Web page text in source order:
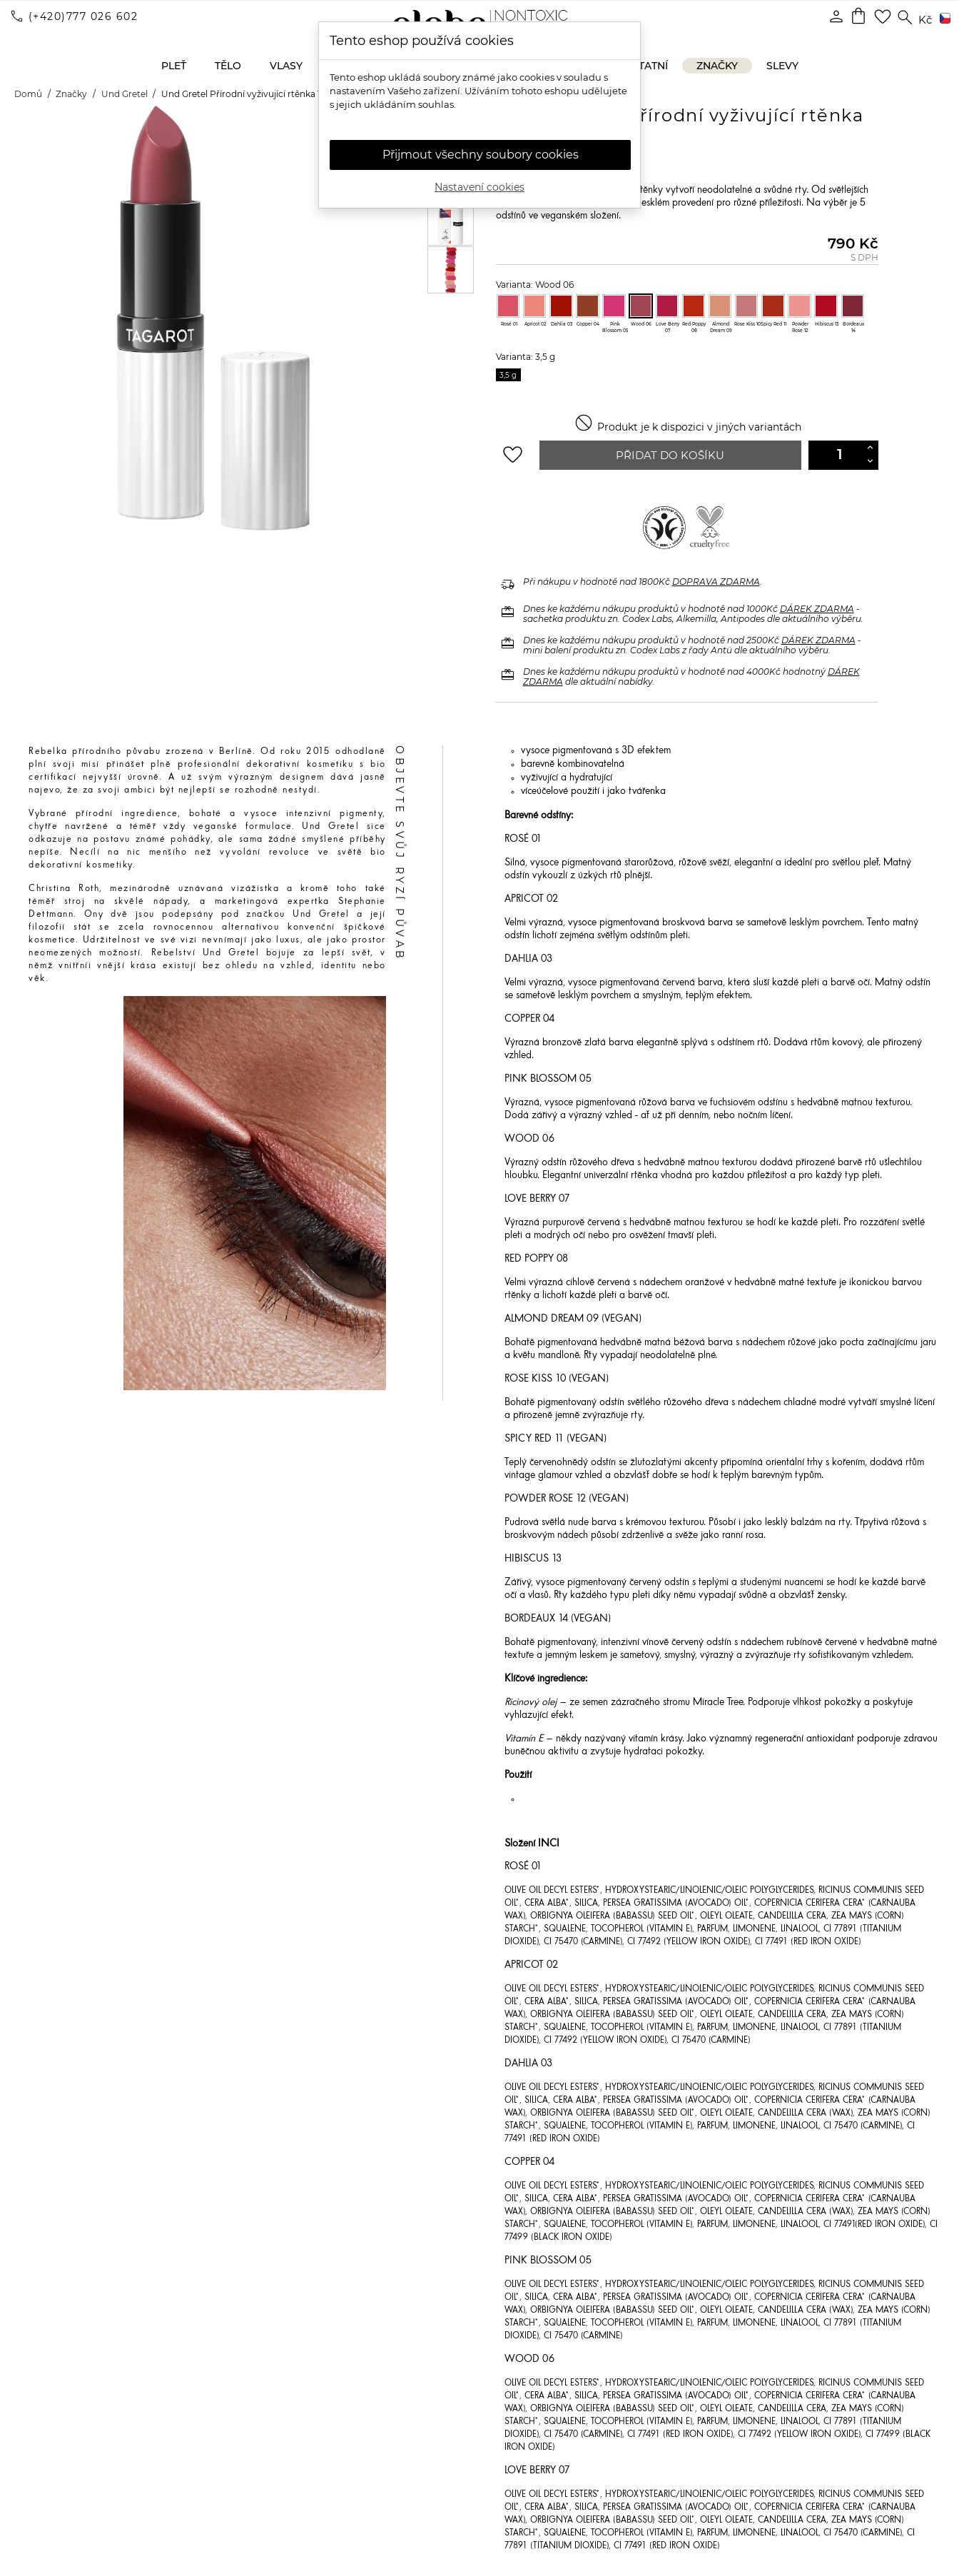
call (+420)777 026 602 shopping_bag favorite_border search Kč
person
PLEŤ TĚLO VLASY OSTATNÍ ZNAČKY SLEVY
Domů Značky Und Gretel Und Gretel Přírodní vyživující rtěnka Tagarot
Přírodní vyživující rtěnka
Tagarot
Široká škála 14 odstínů vyživující rtěnky vytvoří neodolatelné a svůdné rty. Od světlejších
odstínů po tmavé, v matném nebo lesklém provedení pro různé příležitosti. Na výběr je 5
odstínů ve veganském složení.
790 Kč
S DPH
Varianta: Wood 06
Rosé 01 Apricot 02 Dahlia 03 Copper 04
Pink
Blossom 05
Wood 06
Love Berry
07
Red Poppy
08
Almond
Dream 09
Rose Kiss 10Spicy Red 11
Powder
Rose 12
Hibiscus 13
Bordeaux
14
Varianta: 3,5 g
3,5 g
 Produkt je k dispozici v jiných variantách
favorite_border PŘIDAT DO KOŠÍKU
delivery_truck_speed Při nákupu v hodnotě nad 1800Kč DOPRAVA ZDARMA.
redeem Dnes ke každému nákupu produktů v hodnotě nad 1000Kč DÁREK ZDARMA -
sachetka produktu zn. Codex Labs, Alkemilla, Antipodes dle aktuálního výběru.
redeem Dnes ke každému nákupu produktů v hodnotě nad 2500Kč DÁREK ZDARMA -
mini balení produktu zn. Codex Labs z řady Antü dle aktuálního výběru.
redeem Dnes ke každému nákupu produktů v hodnotě nad 4000Kč hodnotný DÁREK
ZDARMA dle aktuální nabídky.
Rebelka přírodního půvabu zrozená v Berlíně. Od roku 2015 odhodlaně
plní svoji misi přinášet plně profesionální dekorativní kosmetiku s bio
certifikací nejvyšší úrovně. A už svým výrazným designem dává jasně
najevo, že za svoji ambici být nejlepší se rozhodně nestydí.
Vybrané přírodní ingredience, bohaté a vysoce intenzivní pigmenty,
chytře navržené a téměř vždy veganské formulace. Und Gretel sice
odkazuje na postavu známé pohádky, ale sama žádné smyšlené příběhy
nepíše. Necílí na nic menšího než vyvolání revoluce ve světě bio
dekorativní kosmetiky.
Christina Roth, mezinárodně uznávaná vizážistka a kromě toho také
téměř stroj na skvělé nápady, a marketingová expertka Stephanie
Dettmann. Ony dvě jsou podepsány pod značkou Und Gretel a její
filozofií stát se zcela rovnocennou alternativou konvenční špičkové
kosmetice. Udržitelnost ve své vizi nevnímají jako luxus, ale jako prostor
neomezených možností. Rebelství Und Gretel bojuje za lepší svět, v
němž vnitřníi vnější krása existují bez ohledu na vzhled, identitu nebo
věk.
OBJEVTE SVŮJ RYZÍ PŮVAB
vysoce pigmentovaná s 3D efektem
barevně kombinovatelná
vyživující a hydratující
víceúčelové použití i jako tvářenka
Barevné odstíny:
ROSÉ 01
Silná, vysoce pigmentovaná starorůžová, růžově svěží, elegantní a ideální pro světlou pleť. Matný
odstín vykouzlí z úzkých rtů plnější.
APRICOT 02
Velmi výrazná, vysoce pigmentovaná broskvová barva se sametově lesklým povrchem. Tento matný
odstín lichotí zejména světlým odstínům pleti.
DAHLIA 03
Velmi výrazná, vysoce pigmentovaná červená barva, která sluší každé pleti a barvě očí. Matný odstín
se sametově lesklým povrchem a smyslným, teplým efektem.
COPPER 04
Výrazná bronzově zlatá barva elegantně splývá s odstínem rtů. Dodává rtům kovový, ale přirozený
vzhled.
PINK BLOSSOM 05
Výrazná, vysoce pigmentovaná růžová barva ve fuchsiovém odstínu s hedvábně matnou texturou.
Dodá zářivý a výrazný vzhled - ať už při denním, nebo nočním líčení.
WOOD 06
Výrazný odstín růžového dřeva s hedvábně matnou texturou dodává přirozené barvě rtů ušlechtilou
hloubku. Elegantní univerzální rtěnka vhodná pro každou příležitost a pro každý typ pleti.
LOVE BERRY 07
Výrazná purpurově červená s hedvábně matnou texturou se hodí ke každé pleti. Pro rozzáření světlé
pleti a modrých očí nebo pro osvěžení tmavší pleti.
RED POPPY 08
Velmi výrazná cihlově červená s nádechem oranžové v hedvábně matné textuře je ikonickou barvou
rtěnky a lichotí každé pleti a barvě očí.
ALMOND DREAM 09 (VEGAN)
Bohatě pigmentovaná hedvábně matná béžová barva s nádechem růžové jako pocta začínajícímu jaru
a květu mandloně. Rty vypadají neodolatelně plné.
ROSE KISS 10 (VEGAN)
Bohatě pigmentovaný odstín světlého růžového dřeva s nádechem chladné modré vytváří smyslné líčení
a přirozeně jemně zvýrazňuje rty.
SPICY RED 11 (VEGAN)
Teplý červenohnědý odstín se žlutozlatými akcenty připomíná orientální trhy s kořením, dodává rtům
vintage glamour vzhled a obzvlášť dobře se hodí k teplým barevným typům.
POWDER ROSE 12 (VEGAN)
Pudrová světlá nude barva s krémovou texturou. Působí i jako lesklý balzám na rty. Třpytivá růžová s
broskvovým nádech působí zdrženlivě a svěže jako ranní rosa.
HIBISCUS 13
Zářivý, vysoce pigmentovaný červený odstín s teplými a studenými nuancemi se hodí ke každé barvě
očí a vlasů. Rty každého typu pleti díky němu vypadají svůdně a obzvlášť žensky.
BORDEAUX 14 (VEGAN)
Bohatě pigmentovaný, intenzivní vínově červený odstín s nádechem rubínově červené v hedvábně matné
textuře a jemným leskem je sametový, smyslný, výrazný a zvýrazňuje rty sofistikovaným vzhledem.
Klíčové ingredience:
Ricinový olej– ze semen zázračného stromu Miracle Tree. Podporuje vlhkost pokožky a poskytuje
vyhlazující efekt.
Vitamín E– někdy nazývaný vitamín krásy. Jako významný regenerační antioxidant podporuje zdravou
buněčnou aktivitu a zvyšuje hydrataci pokožky.
Použití
Složení INCI
ROSÉ 01
OLIVE OIL DECYL ESTERS*, HYDROXYSTEARIC/LINOLENIC/OLEIC POLYGLYCERIDES, RICINUS COMMUNIS SEED
OIL*, CERA ALBA*, SILICA, PERSEA GRATISSIMA (AVOCADO) OIL*, COPERNICIA CERIFERA CERA* (CARNAUBA
WAX), ORBIGNYA OLEIFERA (BABASSU) SEED OIL*, OLEYL OLEATE, CANDELILLA CERA, ZEA MAYS (CORN)
STARCH*, SQUALENE, TOCOPHEROL (VITAMIN E), PARFUM, LIMONENE, LINALOOL, CI 77891 (TITANIUM
DIOXIDE), CI 75470 (CARMINE), CI 77492 (YELLOW IRON OXIDE), CI 77491 (RED IRON OXIDE)
APRICOT 02
OLIVE OIL DECYL ESTERS*, HYDROXYSTEARIC/LINOLENIC/OLEIC POLYGLYCERIDES, RICINUS COMMUNIS SEED
OIL*, CERA ALBA*, SILICA, PERSEA GRATISSIMA (AVOCADO) OIL*, COPERNICIA CERIFERA CERA* (CARNAUBA
WAX), ORBIGNYA OLEIFERA (BABASSU) SEED OIL*, OLEYL OLEATE, CANDELILLA CERA, ZEA MAYS (CORN)
STARCH*, SQUALENE, TOCOPHEROL (VITAMIN E), PARFUM, LIMONENE, LINALOOL, CI 77891 (TITANIUM
DIOXIDE), CI 77492 (YELLOW IRON OXIDE), CI 75470 (CARMINE)
DAHLIA 03
OLIVE OIL DECYL ESTERS*, HYDROXYSTEARIC/LINOLENIC/OLEIC POLYGLYCERIDES, RICINUS COMMUNIS SEED
OIL*, SILICA, CERA ALBA*, PERSEA GRATISSIMA (AVOCADO) OIL*, COPERNICIA CERIFERA CERA* (CARNAUBA
WAX), ORBIGNYA OLEIFERA (BABASSU) SEED OIL*, OLEYL OLEATE, CANDELILLA CERA (WAX), ZEA MAYS (CORN)
STARCH*, SQUALENE, TOCOPHEROL (VITAMIN E), PARFUM, LIMONENE, LINALOOL, CI 75470 (CARMINE), CI
77491 (RED IRON OXIDE)
COPPER 04
OLIVE OIL DECYL ESTERS*, HYDROXYSTEARIC/LINOLENIC/OLEIC POLYGLYCERIDES, RICINUS COMMUNIS SEED
OIL*, SILICA, CERA ALBA*, PERSEA GRATISSIMA (AVOCADO) OIL*, COPERNICIA CERIFERA CERA* (CARNAUBA
WAX), ORBIGNYA OLEIFERA (BABASSU) SEED OIL*, OLEYL OLEATE, CANDELILLA CERA (WAX), ZEA MAYS (CORN)
STARCH*, SQUALENE, TOCOPHEROL (VITAMIN E), PARFUM, LIMONENE, LINALOOL, CI 77491(RED IRON OXIDE), CI
77499 (BLACK IRON OXIDE)
PINK BLOSSOM 05
OLIVE OIL DECYL ESTERS*, HYDROXYSTEARIC/LINOLENIC/OLEIC POLYGLYCERIDES, RICINUS COMMUNIS SEED
OIL*, SILICA, CERA ALBA*, PERSEA GRATISSIMA (AVOCADO) OIL*, COPERNICIA CERIFERA CERA* (CARNAUBA
WAX), ORBIGNYA OLEIFERA (BABASSU) SEED OIL*, OLEYL OLEATE, CANDELILLA CERA (WAX), ZEA MAYS (CORN)
STARCH*, SQUALENE, TOCOPHEROL (VITAMIN E), PARFUM, LIMONENE, LINALOOL, CI 77891 (TITANIUM
DIOXIDE), CI 75470 (CARMINE)
WOOD 06
OLIVE OIL DECYL ESTERS*, HYDROXYSTEARIC/LINOLENIC/OLEIC POLYGLYCERIDES, RICINUS COMMUNIS SEED
OIL*, CERA ALBA*, SILICA, PERSEA GRATISSIMA (AVOCADO) OIL*, COPERNICIA CERIFERA CERA* (CARNAUBA
WAX), ORBIGNYA OLEIFERA (BABASSU) SEED OIL*, OLEYL OLEATE, CANDELILLA CERA, ZEA MAYS (CORN)
STARCH*, SQUALENE, TOCOPHEROL (VITAMIN E), PARFUM, LIMONENE, LINALOOL, CI 77891 (TITANIUM
DIOXIDE), CI 75470 (CARMINE), CI 77491 (RED IRON OXIDE), CI 77492 (YELLOW IRON OXIDE), CI 77499 (BLACK
IRON OXIDE)
LOVE BERRY 07
OLIVE OIL DECYL ESTERS*, HYDROXYSTEARIC/LINOLENIC/OLEIC POLYGLYCERIDES, RICINUS COMMUNIS SEED
OIL*, CERA ALBA*, SILICA, PERSEA GRATISSIMA (AVOCADO) OIL*, COPERNICIA CERIFERA CERA* (CARNAUBA
WAX), ORBIGNYA OLEIFERA (BABASSU) SEED OIL*, OLEYL OLEATE, CANDELILLA CERA, ZEA MAYS (CORN)
STARCH*, SQUALENE, TOCOPHEROL (VITAMIN E), PARFUM, LIMONENE, LINALOOL, CI 75470 (CARMINE), CI
77891 (TITANIUM DIOXIDE), CI 77491 (RED IRON OXIDE)
Tento eshop používá cookies
Tento eshop ukládá soubory známé jako cookies v souladu s
nastavením Vašeho zařízení. Užíváním tohoto eshopu udělujete
s jejich ukládáním souhlas.
Přijmout všechny soubory cookies
Nastavení cookies